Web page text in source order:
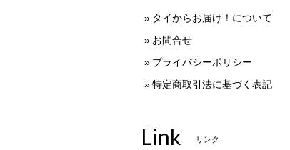
タイからお届け！について
お問合せ
プライバシーポリシー
特定商取引法に基づく表記
Link リンク